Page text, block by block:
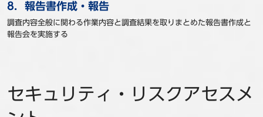
8．報告書作成・報告
調査内容全般に関わる作業内容と調査結果を取りまとめた報告書作成と
報告会を実施する
セキュリティ・リスクアセスメ